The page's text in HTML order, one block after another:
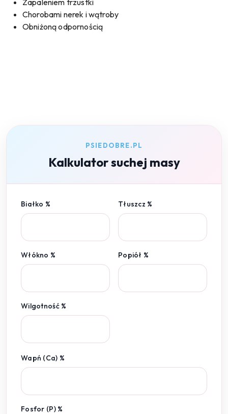
Chorobami nerek i wątroby
Obniżoną odpornością
PSIEDOBRE.PL
Kalkulator suchej masy
Białko % Tłuszcz %
Włókno % Popiół %
Wilgotność %
Wapń (Ca) %
Fosfor (P) %